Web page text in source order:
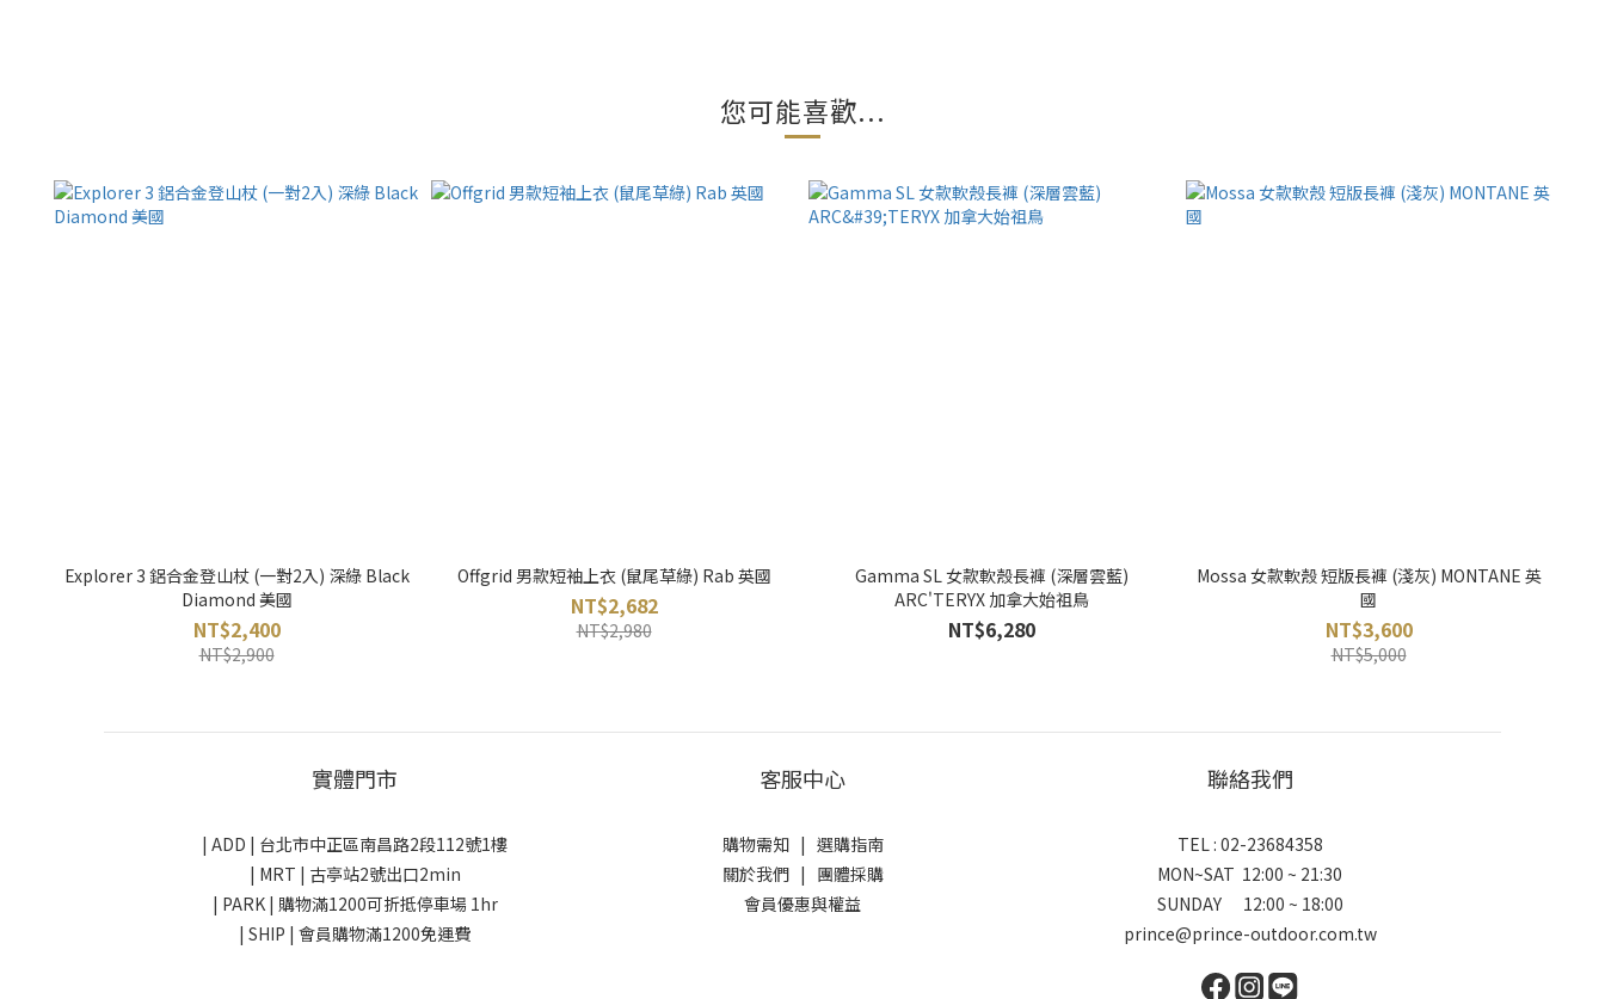
您可能喜歡...
Explorer 3 鋁合金登山杖 (一對2入) 深綠 Black
Diamond 美國
NT$2,400
NT$2,900
Offgrid 男款短袖上衣 (鼠尾草綠) Rab 英國
NT$2,682
NT$2,980
Gamma SL 女款軟殼長褲 (深層雲藍)
ARC'TERYX 加拿大始祖鳥
NT$6,280
Mossa 女款軟殼 短版長褲 (淺灰) MONTANE 英
國
NT$3,600
NT$5,000
實體門市
| ADD | 台北市中正區南昌路2段112號1樓
| MRT | 古亭站2號出口2min
| PARK | 購物滿1200可折抵停車場 1hr
| SHIP | 會員購物滿1200免運費
客服中心
購物需知| 選購指南
關於我們| 團體採購
會員優惠與權益
聯絡我們
TEL : 02-23684358
MON~SAT 12:00 ~ 21:30
SUNDAY 12:00 ~ 18:00
prince@prince-outdoor.com.tw